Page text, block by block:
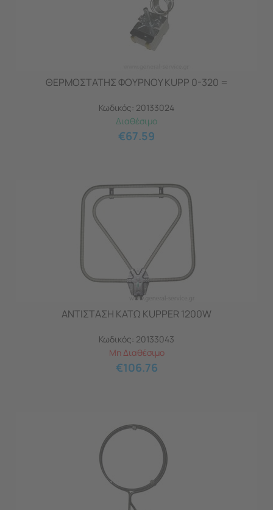
ΘΕΡΜΟΣΤΑΤΗΣ ΦΟΥΡΝΟΥ KUPP 0-320 =
Κωδικός: 20133024
Διαθέσιμο
€67.59
ΑΝΤΙΣΤΑΣΗ ΚΑΤΩ KUPPER 1200W
Κωδικός: 20133043
Μη Διαθέσιμο
€106.76